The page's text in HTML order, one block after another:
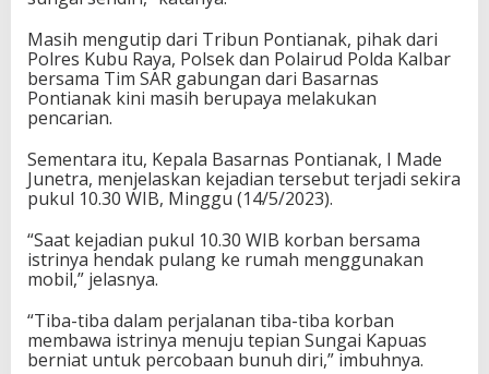
Masih mengutip dari Tribun Pontianak, pihak dari
Polres Kubu Raya, Polsek dan Polairud Polda Kalbar
bersama Tim SAR gabungan dari Basarnas
Pontianak kini masih berupaya melakukan
pencarian.
Sementara itu, Kepala Basarnas Pontianak, I Made
Junetra, menjelaskan kejadian tersebut terjadi sekira
pukul 10.30 WIB, Minggu (14/5/2023).
“Saat kejadian pukul 10.30 WIB korban bersama
istrinya hendak pulang ke rumah menggunakan
mobil,” jelasnya.
“Tiba-tiba dalam perjalanan tiba-tiba korban
membawa istrinya menuju tepian Sungai Kapuas
berniat untuk percobaan bunuh diri,” imbuhnya.